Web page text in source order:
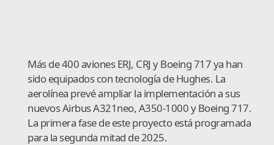
Más de 400 aviones ERJ, CRJ y Boeing 717 ya han
sido equipados con tecnología de Hughes. La
aerolínea prevé ampliar la implementación a sus
nuevos Airbus A321neo, A350-1000 y Boeing 717.
La primera fase de este proyecto está programada
para la segunda mitad de 2025.